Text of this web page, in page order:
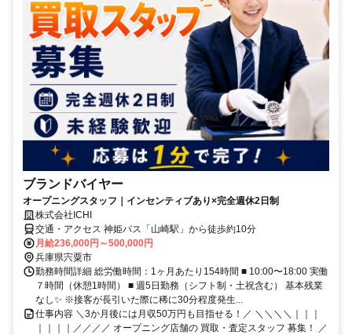
ブランドバイヤー
オープニングスタッフ｜インセンティブあり×完全週休2日制
株式会社ICHI
交通・アクセス 神姫バス「山崎駅」から徒歩約10分
月給236,000円～500,000円
兵庫県宍粟市
勤務時間詳細 総労働時間：1ヶ月あたり154時間 ■ 10:00〜18:00 実働
７時間（休憩1時間） ■ 週5日勤務（シフト制・土祝含む） 基本残業
なし✨ ※接客が長引いた際に稀に30分程度発生...
仕事内容 ＼3か月後には月収50万円も目指せる！／ ＼＼＼＼｜｜｜
｜｜｜｜／／／／ オープニング店舗の 買取・査定スタッフ 募集！ ／